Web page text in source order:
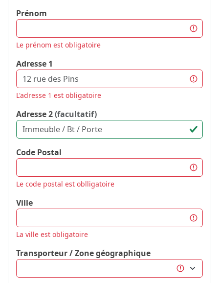
Prénom
Le prénom est obligatoire
Adresse 1
L'adresse 1 est obligatoire
Adresse 2(facultatif)
Code Postal
Le code postal est oblligatoire
Ville
La ville est obligatoire
Transporteur / Zone géographique